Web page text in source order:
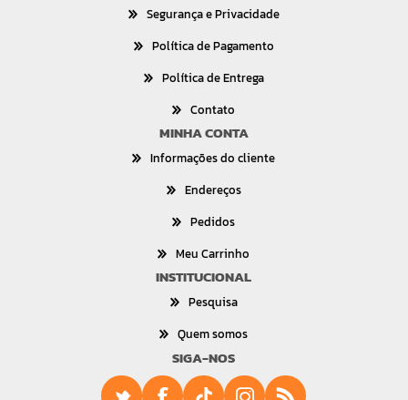
Segurança e Privacidade
Política de Pagamento
Política de Entrega
Contato
MINHA CONTA
Informações do cliente
Endereços
Pedidos
Meu Carrinho
INSTITUCIONAL
Pesquisa
Quem somos
SIGA-NOS